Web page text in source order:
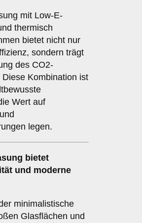
mit Low-E-
thermisch
bietet nicht nur
sondern trägt
des CO2-
Kombination ist
Wert auf
legen.
bietet
und moderne
minimalistische
Glasflächen und